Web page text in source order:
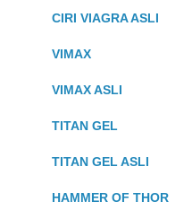
CIRI VIAGRA ASLI
VIMAX
VIMAX ASLI
TITAN GEL
TITAN GEL ASLI
HAMMER OF THOR